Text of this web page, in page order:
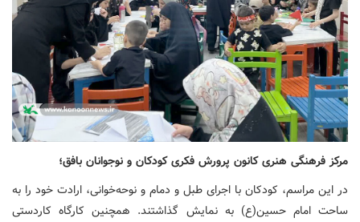
مرکز فرهنگی هنری کانون پرورش فکری کودکان و نوجوانان بافق؛
در این مراسم، کودکان با اجرای طبل و دمام و نوحه‌خوانی، ارادت خود را به
ساحت امام حسین(ع) به نمایش گذاشتند. همچنین کارگاه کاردستی